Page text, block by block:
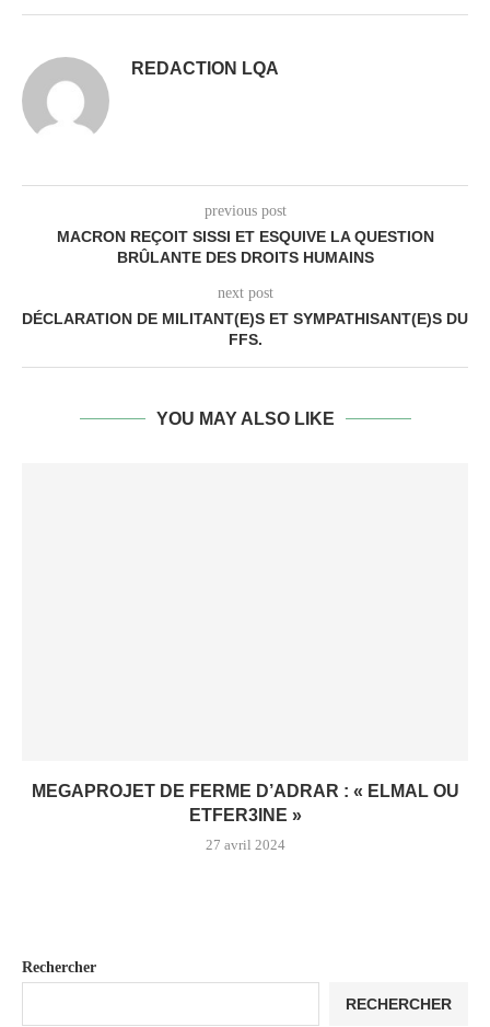
REDACTION LQA
previous post
MACRON REÇOIT SISSI ET ESQUIVE LA QUESTION
BRÛLANTE DES DROITS HUMAINS
next post
DÉCLARATION DE MILITANT(E)S ET SYMPATHISANT(E)S DU
FFS.
YOU MAY ALSO LIKE
MEGAPROJET DE FERME D’ADRAR : « ELMAL OU
ETFER3INE »
27 avril 2024
Rechercher
RECHERCHER